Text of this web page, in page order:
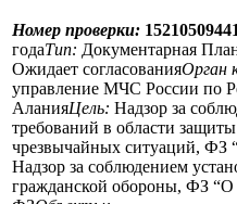
Номер проверки:
годаТип: Документарная
Ожидает согласованияОрган
управление МЧС России по
АланияЦель: Надзор за
требований в области
чрезвычайных ситуаций, ФЗ
Надзор за соблюдением
гражданской обороны, ФЗ “О